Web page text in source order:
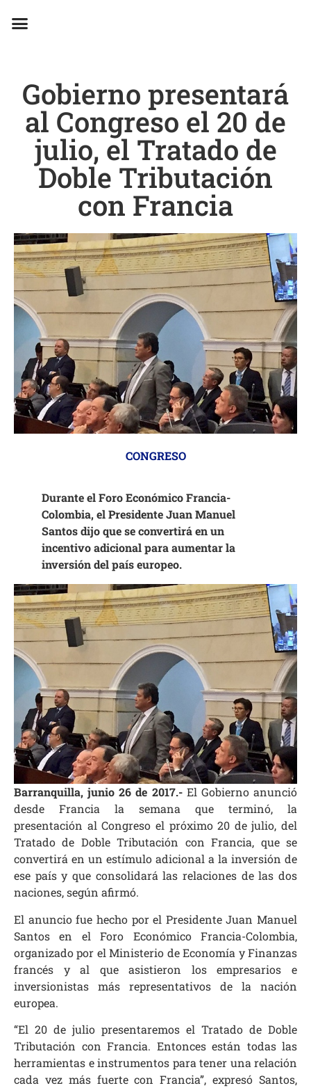
Gobierno presentará
al Congreso el 20 de
julio, el Tratado de
Doble Tributación
con Francia
CONGRESO
Durante el Foro Económico Francia-
Colombia, el Presidente Juan Manuel
Santos dijo que se convertirá en un
incentivo adicional para aumentar la
inversión del país europeo.
Barranquilla, junio 26 de 2017.-El Gobierno anunció
desde Francia la semana que terminó, la
presentación al Congreso el próximo 20 de julio, del
Tratado de Doble Tributación con Francia, que se
convertirá en un estímulo adicional a la inversión de
ese país y que consolidará las relaciones de las dos
naciones, según afirmó.
El anuncio fue hecho por el Presidente Juan Manuel
Santos en el Foro Económico Francia-Colombia,
organizado por el Ministerio de Economía y Finanzas
francés y al que asistieron los empresarios e
inversionistas más representativos de la nación
europea.
“El 20 de julio presentaremos el Tratado de Doble
Tributación con Francia. Entonces están todas las
herramientas e instrumentos para tener una relación
cada vez más fuerte con Francia”, expresó Santos,